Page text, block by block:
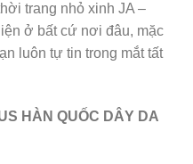
trang nhỏ xinh JA –
ở bất cứ nơi đâu, mặc
luôn tự tin trong mắt tất
HÀN QUỐC DÂY DA